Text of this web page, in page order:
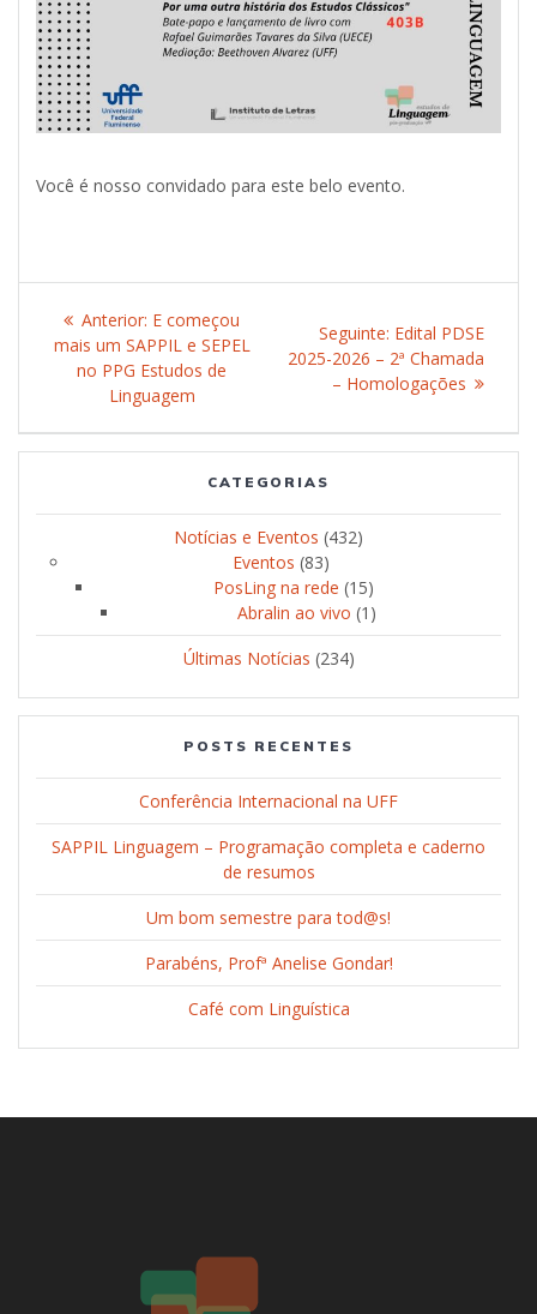
Você é nosso convidado para este belo evento.
Navegação
de
Anterior: Post
anterior:
E começou
mais um SAPPIL e SEPEL
no PPG Estudos de
Linguagem
Seguinte: Post
seguinte:
Edital PDSE
2025-2026 – 2ª Chamada
– Homologações
CATEGORIAS
Notícias e Eventos (432)
Eventos (83)
PosLing na rede (15)
Abralin ao vivo (1)
Últimas Notícias (234)
POSTS RECENTES
Conferência Internacional na UFF
SAPPIL Linguagem – Programação completa e caderno
de resumos
Um bom semestre para tod@s!
Parabéns, Profª Anelise Gondar!
Café com Linguística